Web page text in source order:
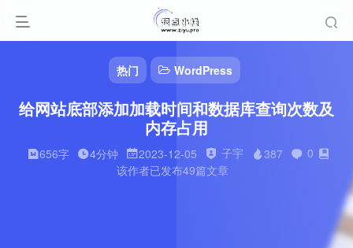
热门 WordPress
给网站底部添加加载时间和数据库查询次数及
内存占用
656字 4分钟 2023-12-05 子宇 387
0
该作者已发布49篇文章